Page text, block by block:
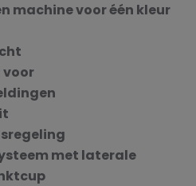
machine voor één kleur
voor
met laterale